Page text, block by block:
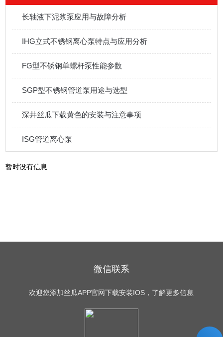
长轴液下泥浆泵应用与故障分析
IHG立式不锈钢离心泵特点与应用分析
FG型不锈钢单螺杆泵性能参数
SGP型不锈钢管道泵用途与选型
深井丝瓜下载黄色的安装与注意事项
ISG管道离心泵
暂时没有信息
微信联系
欢迎您添加丝瓜APP官网下载安装IOS，了解更多信息